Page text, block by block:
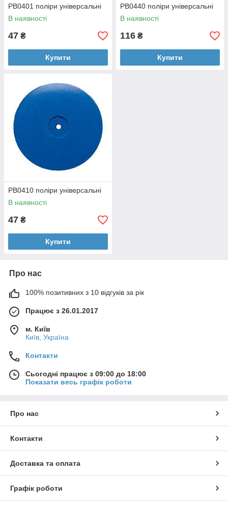
PB0401 поліри універсальні
В наявності
47 ₴
Купити
PB0440 поліри універсальні
В наявності
116 ₴
Купити
PB0410 поліри універсальні
В наявності
47 ₴
Купити
Про нас
100% позитивних з 10 відгуків за рік
Працює з 26.01.2017
м. Київ
Київ, Україна
Контакти
Сьогодні працює з 09:00 до 18:00
Показати весь графік роботи
Про нас
Контакти
Доставка та оплата
Графік роботи